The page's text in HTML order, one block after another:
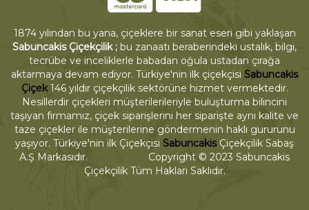
1874 yılından bu yana, çiçeklere bir sanat eseri gibi yaklaşan
Sabuncakis Çiçekçilik ; bu zanaatı beraberindeki ustalık, bilgi,
tecrübe ve inceliklerle babadan oğula ustadan çırağa
aktarmaya devam ediyor. Türkiye'nin ilk çiçekçisi Sabuncakis
Çiçek146 yıldır çiçekçilik sektörüne hizmet vermektedir.
Nesillerdir çiçekleri müşterilerileriyle buluşturma bilincini
taşıyan firmamız, çiçek siparişlerini her siparişte aynı kalite ve
taze çiçekler ile müşterilerine göndermenin haklı gururunu
yaşıyor. Türkiye'nin ilk Çiçekçisi SabuncakisÇiçekçilik Sabaş
A.Ş Markasıdır. Copyright © 2023 Sabuncakis
Çiçekçilik Tüm Hakları Saklıdır.